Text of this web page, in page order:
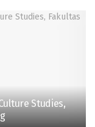
Studies,